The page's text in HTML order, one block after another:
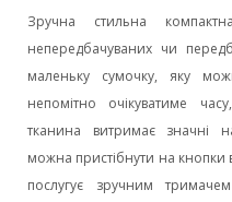
Зручна стильна
непередбачуваних чи
маленьку сумочку, яку
непомітно очікуватиме
тканина витримає значні
можна пристібнути на
послугує зручним